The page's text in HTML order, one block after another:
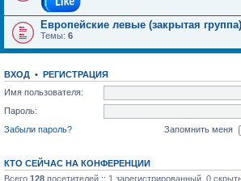
Европейские левые (закрытая группа)
Темы: 6
ВХОД • РЕГИСТРАЦИЯ
Имя пользователя:
Пароль:
Забыли пароль?
Запомнить меня
КТО СЕЙЧАС НА КОНФЕРЕНЦИИ
Всего 128 посетителей :: 1 зарегистрированный, 0